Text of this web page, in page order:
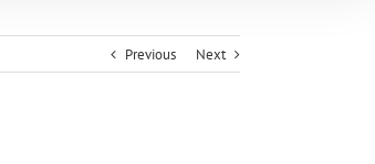
Previous Next